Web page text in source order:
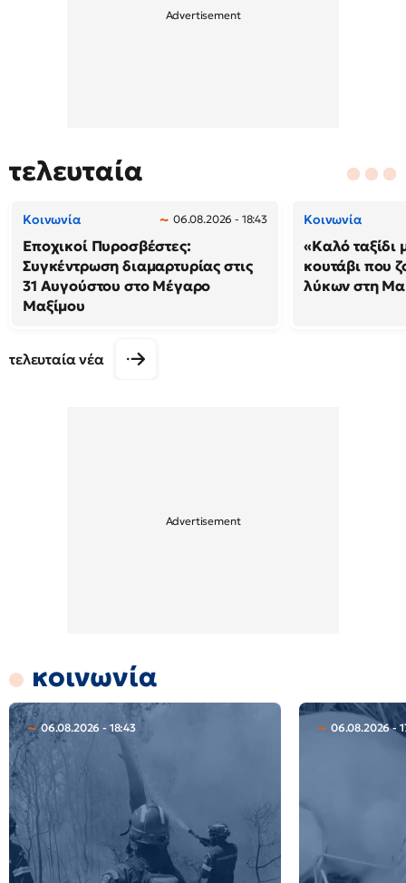
τελευταία
Κοινωνία 06.08.2026 - 18:43
Εποχικοί Πυροσβέστες:
Συγκέντρωση διαμαρτυρίας στις
31 Αυγούστου στο Μέγαρο
Μαξίμου
Κοινωνία
«Καλό ταξίδι
κουτάβι που
λύκων στη
τελευταία νέα
κοινωνία
06.08.2026 - 18:43 06.08.2026 -